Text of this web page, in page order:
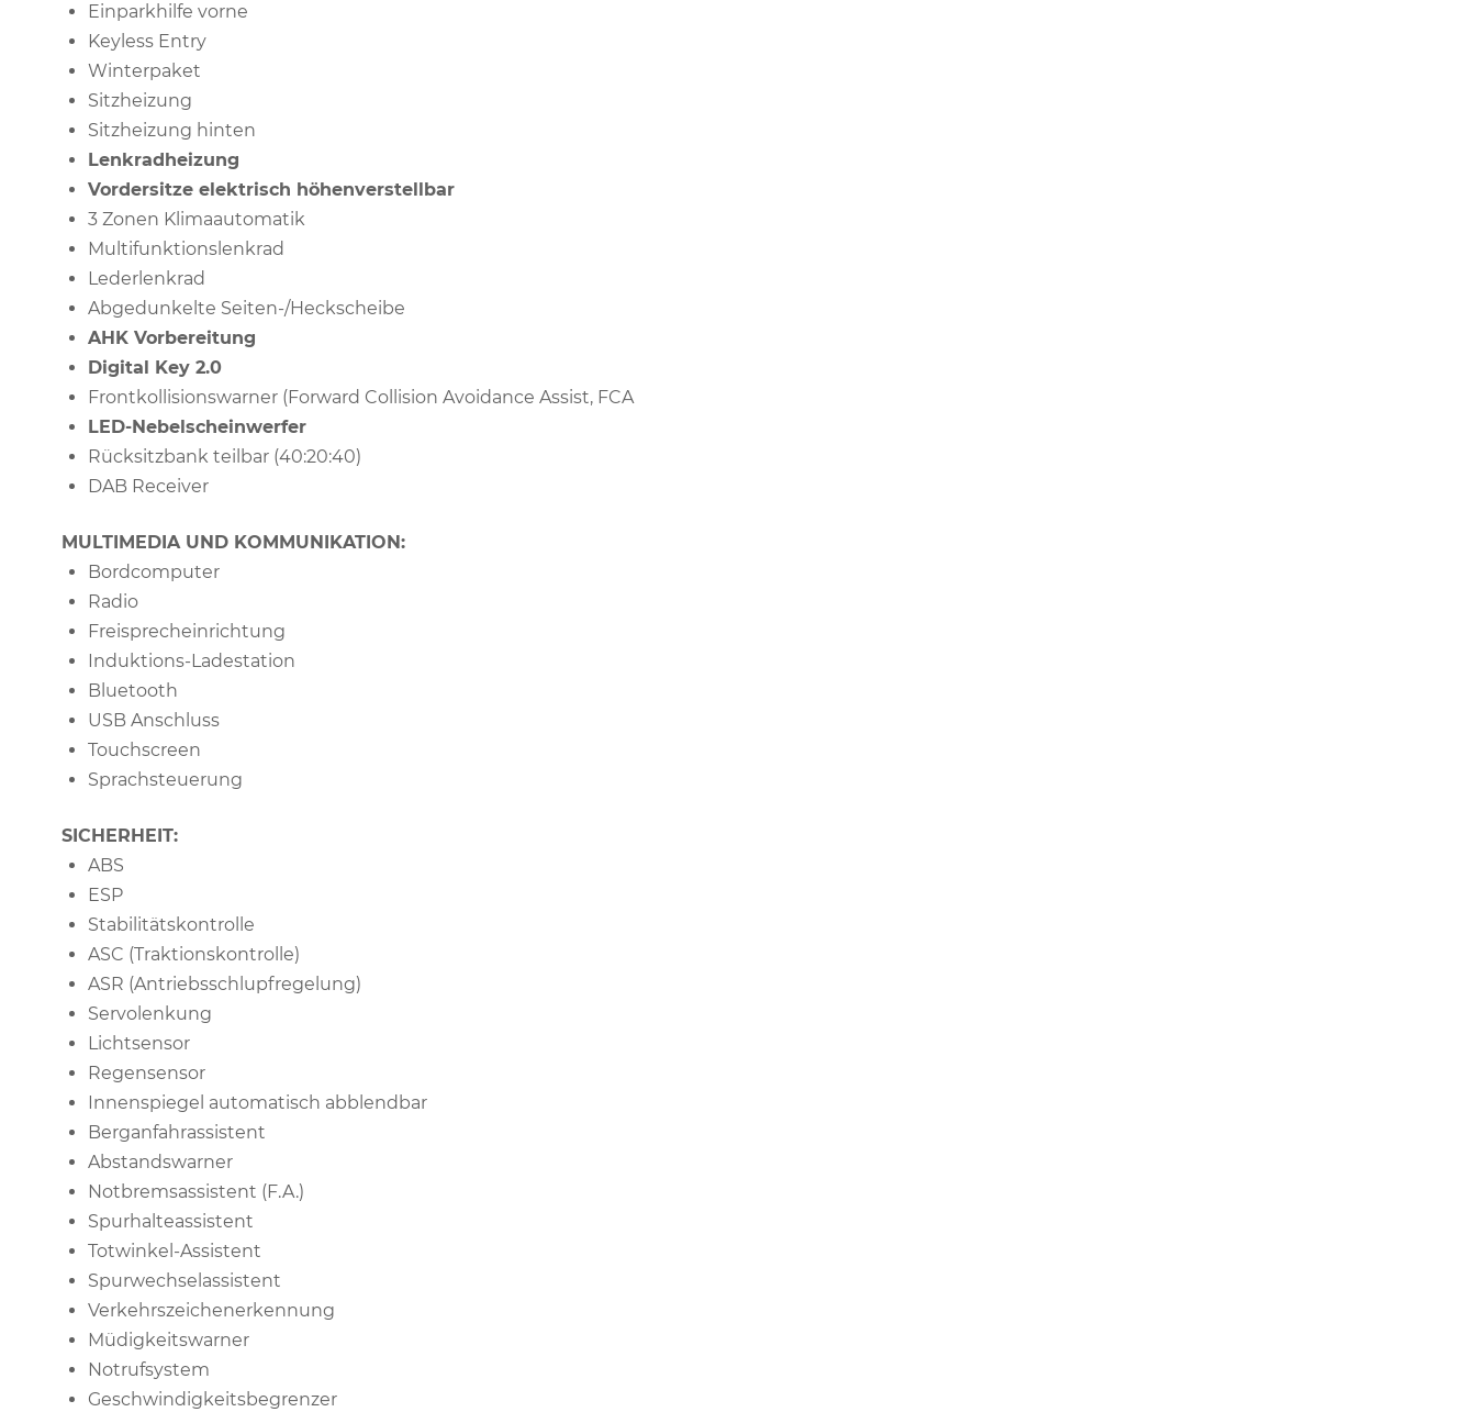
Einparkhilfe vorne
Keyless Entry
Winterpaket
Sitzheizung
Sitzheizung hinten
Lenkradheizung
Vordersitze elektrisch höhenverstellbar
3 Zonen Klimaautomatik
Multifunktionslenkrad
Lederlenkrad
Abgedunkelte Seiten-/Heckscheibe
AHK Vorbereitung
Digital Key 2.0
Frontkollisionswarner (Forward Collision Avoidance Assist, FCA
LED-Nebelscheinwerfer
Rücksitzbank teilbar (40:20:40)
DAB Receiver
MULTIMEDIA UND KOMMUNIKATION:
Bordcomputer
Radio
Freisprecheinrichtung
Induktions-Ladestation
Bluetooth
USB Anschluss
Touchscreen
Sprachsteuerung
SICHERHEIT:
ABS
ESP
Stabilitätskontrolle
ASC (Traktionskontrolle)
ASR (Antriebsschlupfregelung)
Servolenkung
Lichtsensor
Regensensor
Innenspiegel automatisch abblendbar
Berganfahrassistent
Abstandswarner
Notbremsassistent (F.A.)
Spurhalteassistent
Totwinkel-Assistent
Spurwechselassistent
Verkehrszeichenerkennung
Müdigkeitswarner
Notrufsystem
Geschwindigkeitsbegrenzer